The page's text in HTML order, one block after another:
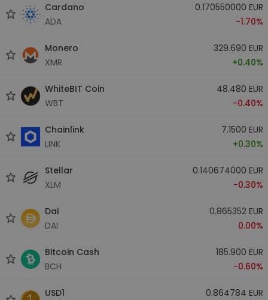
Cardano
ADA
0.170550000 EUR
-1.70%
Monero
XMR
329.690 EUR
+0.40%
WhiteBIT Coin
WBT
48.480 EUR
-0.40%
Chainlink
LINK
7.1500 EUR
+0.30%
Stellar
XLM
0.140674000 EUR
-0.30%
Dai
DAI
0.865352 EUR
0.00%
Bitcoin Cash
BCH
185.900 EUR
-0.60%
USD1
0.864784 EUR